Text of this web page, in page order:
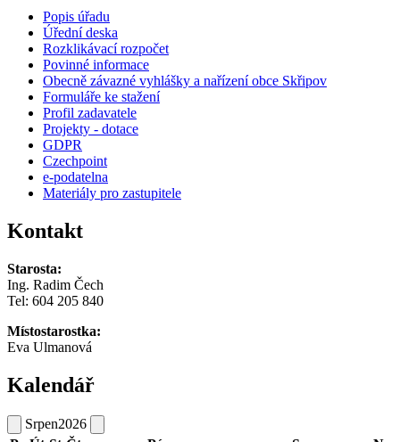
Popis úřadu
Úřední deska
Rozklikávací rozpočet
Povinné informace
Obecně závazné vyhlášky a nařízení obce Skřipov
Formuláře ke stažení
Profil zadavatele
Projekty - dotace
GDPR
Czechpoint
e-podatelna
Materiály pro zastupitele
Kontakt
Starosta:
Ing. Radim Čech
Tel: 604 205 840
Místostarostka:
Eva Ulmanová
Kalendář
Srpen2026